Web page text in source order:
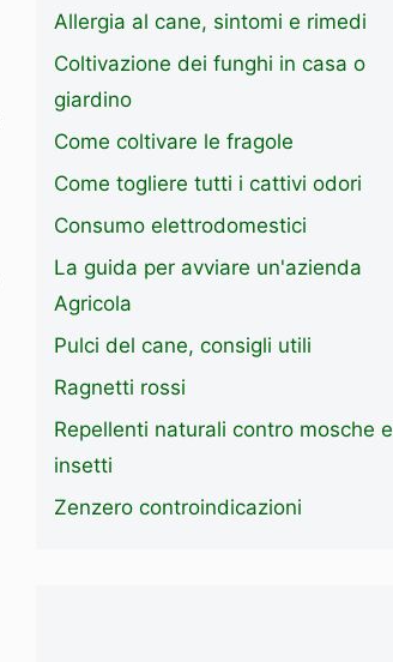
Allergia al cane, sintomi e rimedi
Coltivazione dei funghi in casa o
giardino
Come coltivare le fragole
Come togliere tutti i cattivi odori
Consumo elettrodomestici
La guida per avviare un'azienda
Agricola
Pulci del cane, consigli utili
Ragnetti rossi
Repellenti naturali contro mosche e
insetti
Zenzero controindicazioni